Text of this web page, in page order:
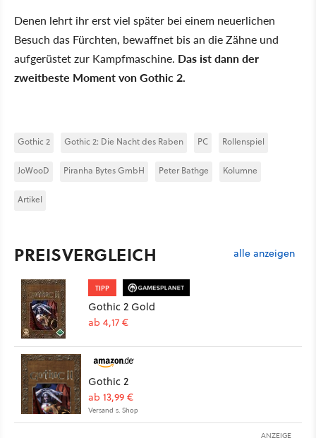
Denen lehrt ihr erst viel später bei einem neuerlichen
Besuch das Fürchten, bewaffnet bis an die Zähne und
aufgerüstet zur Kampfmaschine. Das ist dann der
zweitbeste Moment von Gothic 2.
Gothic 2 Gothic 2: Die Nacht des Raben PC Rollenspiel
JoWooD Piranha Bytes GmbH Peter Bathge Kolumne
Artikel
PREISVERGLEICH alle anzeigen
TIPP
Gothic 2 Gold
ab 4,17 €
Gothic 2
ab 13,99 €
Versand s. Shop
ANZEIGE